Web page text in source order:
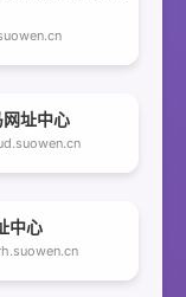
址中心
中心